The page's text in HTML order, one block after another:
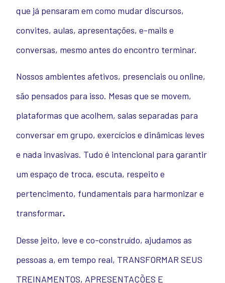
que já pensaram em como mudar discursos,
convites, aulas, apresentações, e-mails e
conversas, mesmo antes do encontro terminar.
Nossos ambientes afetivos, presenciais ou online,
são pensados para isso. Mesas que se movem,
plataformas que acolhem, salas separadas para
conversar em grupo, exercícios e dinâmicas leves
e nada invasivas. Tudo é intencional para garantir
um espaço de troca, escuta, respeito e
pertencimento, fundamentais para harmonizar e
transformar.
Desse jeito, leve e co-construído, ajudamos as
pessoas a, em tempo real, TRANSFORMAR SEUS
TREINAMENTOS, APRESENTAÇÕES E